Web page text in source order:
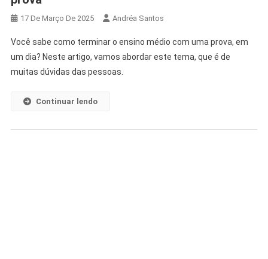
17 De Março De 2025 Andréa Santos
Você sabe como terminar o ensino médio com uma prova, em
um dia? Neste artigo, vamos abordar este tema, que é de
muitas dúvidas das pessoas.
Continuar lendo